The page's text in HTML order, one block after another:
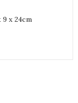
x 24cm